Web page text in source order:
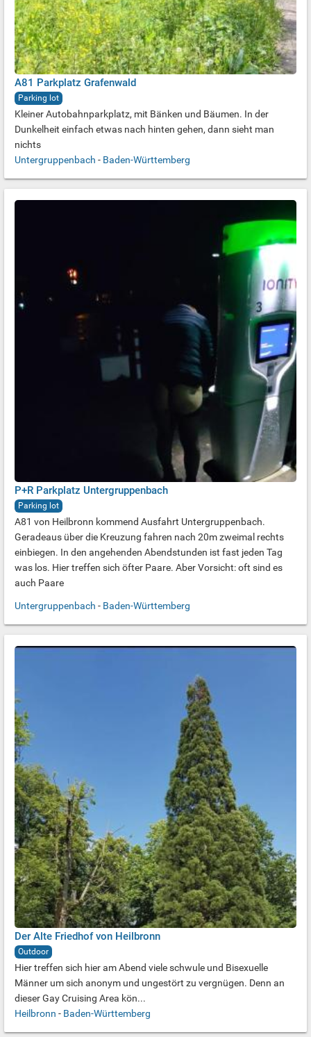
A81 Parkplatz Grafenwald
Parking lot
Kleiner Autobahnparkplatz, mit Bänken und Bäumen. In der
Dunkelheit einfach etwas nach hinten gehen, dann sieht man
nichts
Untergruppenbach - Baden-Württemberg
P+R Parkplatz Untergruppenbach
Parking lot
A81 von Heilbronn kommend Ausfahrt Untergruppenbach.
Geradeaus über die Kreuzung fahren nach 20m zweimal rechts
einbiegen. In den angehenden Abendstunden ist fast jeden Tag
was los. Hier treffen sich öfter Paare. Aber Vorsicht: oft sind es
auch Paare
Untergruppenbach - Baden-Württemberg
Der Alte Friedhof von Heilbronn
Outdoor
Hier treffen sich hier am Abend viele schwule und Bisexuelle
Männer um sich anonym und ungestört zu vergnügen. Denn an
dieser Gay Cruising Area kön...
Heilbronn - Baden-Württemberg